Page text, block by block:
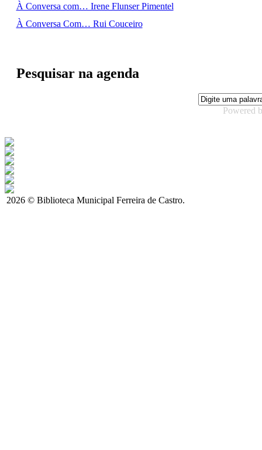
À Conversa com… Irene Flunser Pimentel
À Conversa Com… Rui Couceiro
Pesquisar na agenda
Powered
2026 © Biblioteca Municipal Ferreira de Castro.